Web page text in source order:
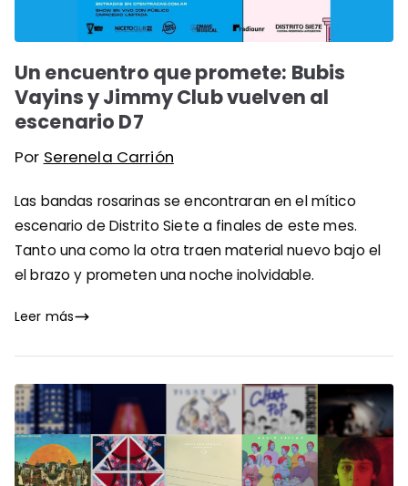
Un encuentro que promete: Bubis
Vayins y Jimmy Club vuelven al
escenario D7
Por Serenela Carrión
Las bandas rosarinas se encontraran en el mítico
escenario de Distrito Siete a finales de este mes.
Tanto una como la otra traen material nuevo bajo el
el brazo y prometen una noche inolvidable.
Leer más